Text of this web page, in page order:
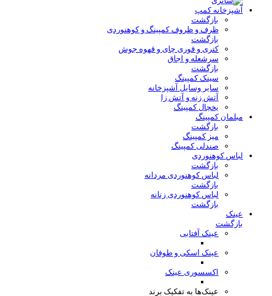
آشپزخانه کمپ
بازگشت
ظرف و ظروف کمپینگ و کوهنوردی
بازگشت
کتری و قوری چای و قهوه جوش
سرشعله و اجاق
بازگشت
سینک کمپینگ
سایر وسایل آشپزخانه
آتش زنه و آتش زا
یخچال کمپینگ
مبلمان کمپینگ
بازگشت
میز کمپینگ
صندلی کمپینگ
لباس کوهنوردی
بازگشت
لباس کوهنوردی مردانه
بازگشت
لباس کوهنوردی زنانه
بازگشت
عینک
بازگشت
عینک آفتابی
عینک اسکی و طوفان
اکسسوری عینک
عینک‌ها به تفکیک برند